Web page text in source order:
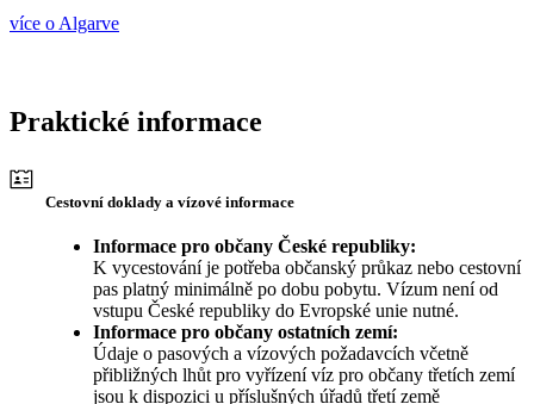
více o Algarve
Praktické informace
Cestovní doklady a vízové informace
Informace pro občany České republiky:
K vycestování je potřeba občanský průkaz nebo cestovní
pas platný minimálně po dobu pobytu. Vízum není od
vstupu České republiky do Evropské unie nutné.
Informace pro občany ostatních zemí:
Údaje o pasových a vízových požadavcích včetně
přibližných lhůt pro vyřízení víz pro občany třetích zemí
jsou k dispozici u příslušných úřadů třetí země